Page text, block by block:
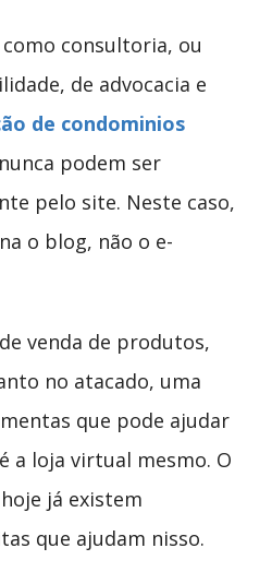
consultoria, ou
de advocacia e
de condominios
podem ser
pelo site. Neste caso,
o blog, não o e-
venda de produtos,
no atacado, uma
que pode ajudar
a loja virtual mesmo. O
já existem
que ajudam nisso.